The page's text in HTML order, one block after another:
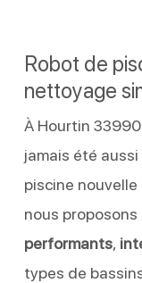
Robot de
nettoyage
À Hourtin
jamais été
piscine
nous
performants,
types de